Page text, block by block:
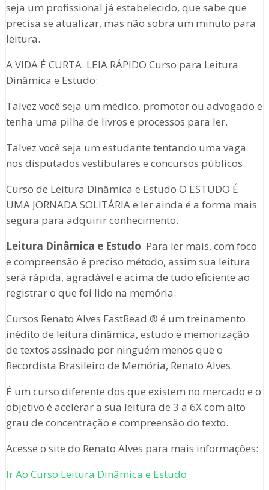
seja um profissional já estabelecido, que sabe que
precisa se atualizar, mas não sobra um minuto para
leitura.
A VIDA É CURTA. LEIA RÁPIDO Curso para Leitura
Dinâmica e Estudo:
Talvez você seja um médico, promotor ou advogado e
tenha uma pilha de livros e processos para ler.
Talvez você seja um estudante tentando uma vaga
nos disputados vestibulares e concursos públicos.
Curso de Leitura Dinâmica e Estudo O ESTUDO É
UMA JORNADA SOLITÁRIA e ler ainda é a forma mais
segura para adquirir conhecimento.
Leitura Dinâmica e Estudo Para ler mais, com foco
e compreensão é preciso método, assim sua leitura
será rápida, agradável e acima de tudo eficiente ao
registrar o que foi lido na memória.
Cursos Renato Alves FastRead ® é um treinamento
inédito de leitura dinâmica, estudo e memorização
de textos assinado por ninguém menos que o
Recordista Brasileiro de Memória, Renato Alves.
É um curso diferente dos que existem no mercado e o
objetivo é acelerar a sua leitura de 3 a 6X com alto
grau de concentração e compreensão do texto.
Acesse o site do Renato Alves para mais informações:
Ir Ao Curso Leitura Dinâmica e Estudo